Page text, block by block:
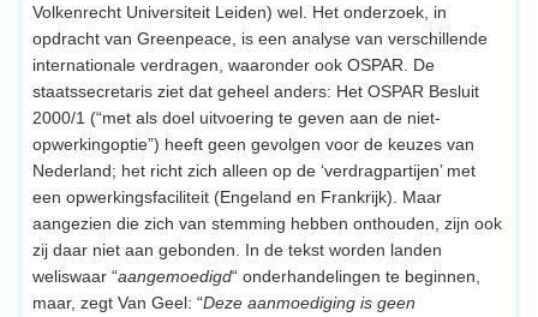
Volkenrecht Universiteit Leiden) wel. Het onderzoek, in
opdracht van Greenpeace, is een analyse van verschillende
internationale verdragen, waaronder ook OSPAR. De
staatssecretaris ziet dat geheel anders: Het OSPAR Besluit
2000/1 (“met als doel uitvoering te geven aan de niet-
opwerkingoptie”) heeft geen gevolgen voor de keuzes van
Nederland; het richt zich alleen op de ‘verdragpartijen’ met
een opwerkingsfaciliteit (Engeland en Frankrijk). Maar
aangezien die zich van stemming hebben onthouden, zijn ook
zij daar niet aan gebonden. In de tekst worden landen
weliswaar “aangemoedigd“ onderhandelingen te beginnen,
maar, zegt Van Geel: “Deze aanmoediging is geen